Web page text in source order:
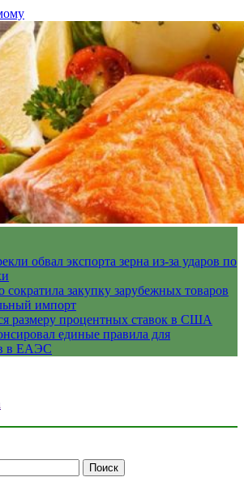
обвал экспорта зерна из-за ударов по
сократила закупку зарубежных товаров
импорт
размеру процентных ставок в США
единые правила для
в ЕАЭС